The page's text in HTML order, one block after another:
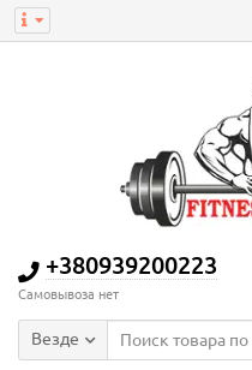
+380939200223
Самовывоза нет
Везде